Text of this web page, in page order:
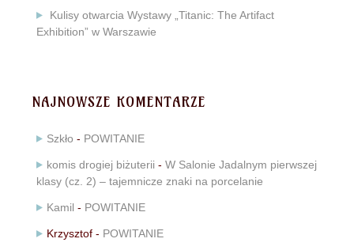
Kulisy otwarcia Wystawy „Titanic: The Artifact
Exhibition” w Warszawie
NAJNOWSZE KOMENTARZE
Szkło - POWITANIE
komis drogiej biżuterii - W Salonie Jadalnym pierwszej
klasy (cz. 2) – tajemnicze znaki na porcelanie
Kamil - POWITANIE
Krzysztof - POWITANIE